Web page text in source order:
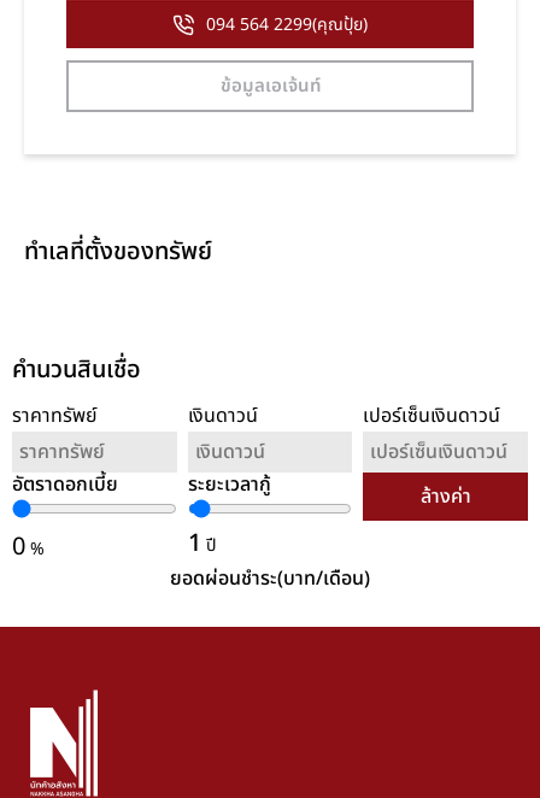
094 564 2299(คุณปุ้ย)
ข้อมูลเอเจ้นท์
ทำเลที่ตั้งของทรัพย์
คำนวนสินเชื่อ
ราคาทรัพย์ เงินดาวน์ เปอร์เซ็นเงินดาวน์
อัตราดอกเบี้ย
0%
ระยะเวลากู้
1 ปี
ล้างค่า
ยอดผ่อนชำระ(บาท/เดือน)